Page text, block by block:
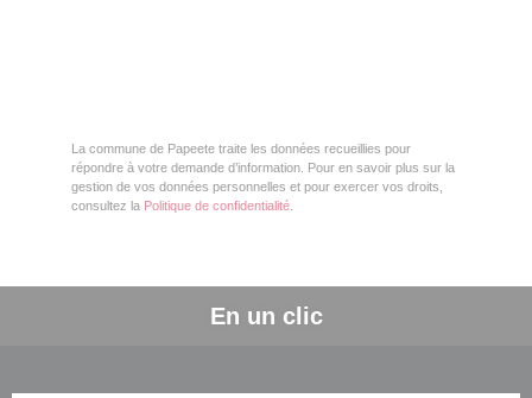
La commune de Papeete traite les données recueillies pour
répondre à votre demande d’information. Pour en savoir plus sur la
gestion de vos données personnelles et pour exercer vos droits,
consultez la Politique de confidentialité
En un clic